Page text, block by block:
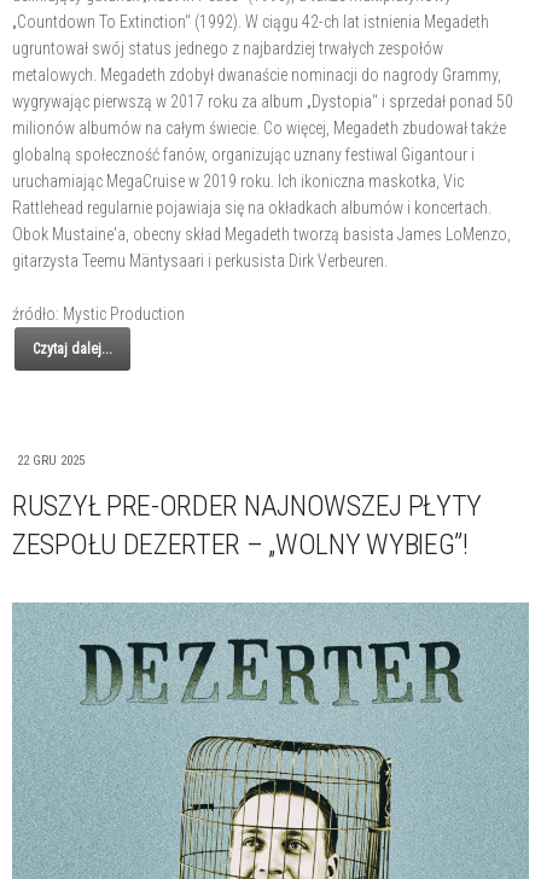
„Countdown To Extinction" (1992). W ciągu 42-ch lat istnienia Megadeth
ugruntował swój status jednego z najbardziej trwałych zespołów
metalowych. Megadeth zdobył dwanaście nominacji do nagrody Grammy,
wygrywając pierwszą w 2017 roku za album „Dystopia" i sprzedał ponad 50
milionów albumów na całym świecie. Co więcej, Megadeth zbudował także
globalną społeczność fanów, organizując uznany festiwal Gigantour i
uruchamiając MegaCruise w 2019 roku. Ich ikoniczna maskotka, Vic
Rattlehead regularnie pojawiaja się na okładkach albumów i koncertach.
Obok Mustaine'a, obecny skład Megadeth tworzą basista James LoMenzo,
gitarzysta Teemu Mäntysaari i perkusista Dirk Verbeuren.
źródło: Mystic Production
Czytaj dalej...
22 GRU 2025
RUSZYŁ PRE-ORDER NAJNOWSZEJ PŁYTY
ZESPOŁU DEZERTER – „WOLNY WYBIEG”!